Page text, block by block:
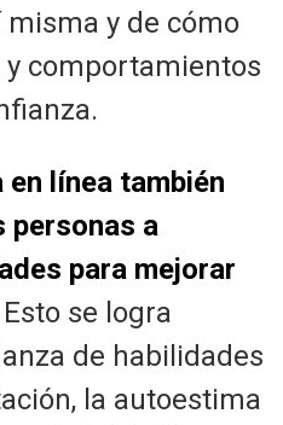
y de cómo
comportamientos
en línea también
personas a
para mejorar
Esto se logra
de habilidades
la autoestima